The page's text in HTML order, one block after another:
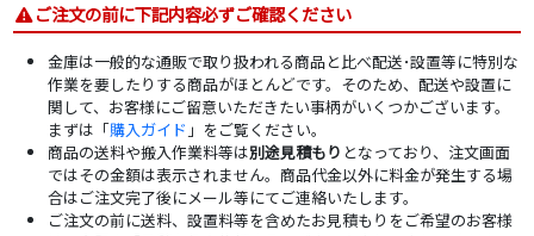
ご注文の前に下記内容必ずご確認ください
金庫は一般的な通販で取り扱われる商品と比べ配送･設置等に特別な
作業を要したりする商品がほとんどです。そのため、配送や設置に
関して、お客様にご留意いただきたい事柄がいくつかございます。
まずは「購入ガイド 」をご覧ください。
商品の送料や搬入作業料等は別途見積もり となっており、注文画面
ではその金額は表示されません。商品代金以外に料金が発生する場
合はご注文完了後にメール等にてご連絡いたします。
ご注文の前に送料、設置料等を含めたお見積もりをご希望のお客様